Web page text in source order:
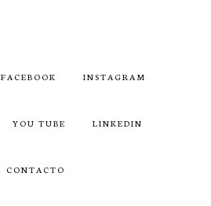
FACEBOOK INSTAGRAM
YOU TUBE LINKEDIN
CONTACTO